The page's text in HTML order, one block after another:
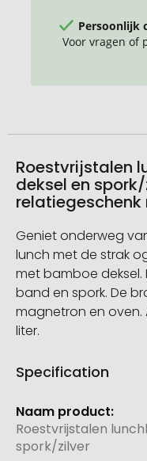
Persoonlijk
Voor vragen of
Roestvrijstalen
deksel en
Geniet onderweg
lunch met de strak
met bamboe
band en spork. De
magnetron en oven.
liter.
Specification
Meer
informatie
Roestvrijstalen
spork/zilver